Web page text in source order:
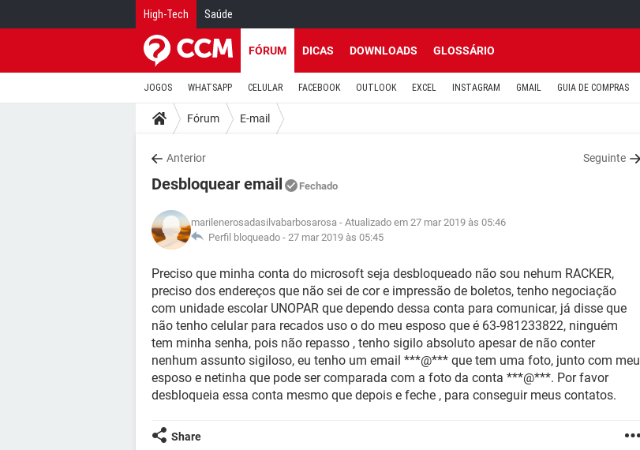
High-Tech Saúde
FÓRUM DICAS DOWNLOADS GLOSSÁRIO
JOGOS WHATSAPP CELULAR FACEBOOK OUTLOOK EXCEL INSTAGRAM GMAIL GUIA DE COMPRAS
Fórum E-mail
Anterior Seguinte
Desbloquear email Fechado
marilenerosadasilvabarbosarosa - Atualizado em 27 mar 2019 às 05:46
Perfil bloqueado - 27 mar 2019 às 05:45
Preciso que minha conta do microsoft seja desbloqueado não sou nehum RACKER,
preciso dos endereços que não sei de cor e impressão de boletos, tenho negociação
com unidade escolar UNOPAR que dependo dessa conta para comunicar, já disse que
não tenho celular para recados uso o do meu esposo que é 63-981233822, ninguém
tem minha senha, pois não repasso , tenho sigilo absoluto apesar de não conter
nenhum assunto sigiloso, eu tenho um email ***@*** que tem uma foto, junto com meu
esposo e netinha que pode ser comparada com a foto da conta ***@***. Por favor
desbloqueia essa conta mesmo que depois e feche , para conseguir meus contatos.
Share